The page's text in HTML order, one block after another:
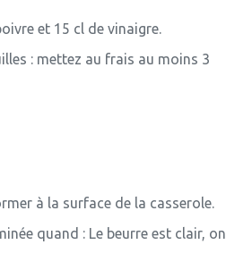
et 15 cl de vinaigre.
: mettez au frais au moins 3
à la surface de la casserole.
quand : Le beurre est clair, on